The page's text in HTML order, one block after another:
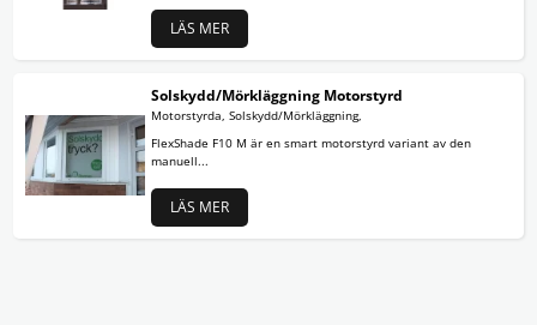
LÄS MER
Solskydd/Mörkläggning Motorstyrd
Motorstyrda, Solskydd/Mörkläggning,
FlexShade F10 M är en smart motorstyrd variant av den
manuell...
LÄS MER